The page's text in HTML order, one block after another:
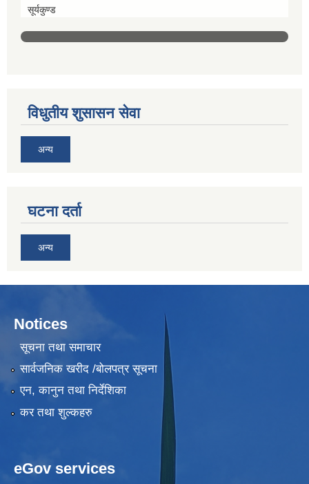
सूर्यकुण्ड
विधुतीय शुसासन सेवा
अन्य
घटना दर्ता
अन्य
Notices
सूचना तथा समाचार
सार्वजनिक खरीद /बोलपत्र सूचना
एन, कानुन तथा निर्देशिका
कर तथा शुल्कहरु
eGov services